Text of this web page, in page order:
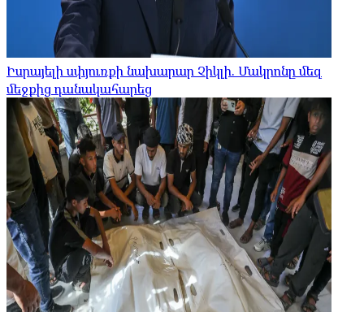
Իսրայելի սփյուռքի նախարար Չիկլի. Մակրոնը մեզ
մեջքից դանակահարեց